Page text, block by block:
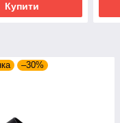
Купити
–30%